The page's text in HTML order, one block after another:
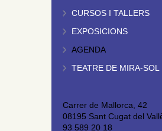
CURSOS I TALLERS
EXPOSICIONS
AGENDA
TEATRE DE MIRA-SOL
Carrer de Mallorca, 42
08195 Sant Cugat del
93 589 20 18